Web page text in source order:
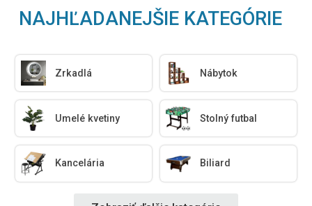
NAJHĽADANEJŠIE KATEGÓRIE
Zrkadlá Nábytok
Umelé kvetiny Stolný futbal
Kancelária Biliard